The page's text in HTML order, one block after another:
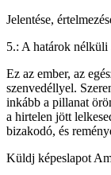
Jelentése,
5.: A határok nélküli
Ez az ember, az
szenvedéllyel.
inkább a pillanat
a hirtelen jött
bizakodó, és
Küldj képeslapot